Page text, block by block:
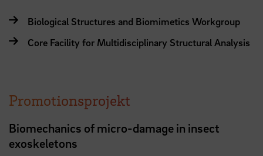
Biological Structures and Biomimetics Workgroup
Core Facility for Multidisciplinary Structural Analysis
Promotionsprojekt
Biomechanics of micro-damage in insect
exoskeletons